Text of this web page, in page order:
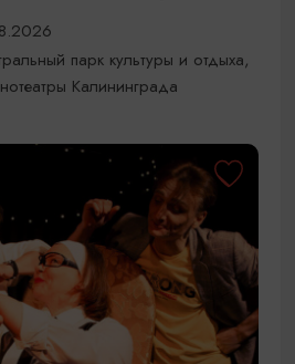
парк культуры и отдыха,
Калининграда